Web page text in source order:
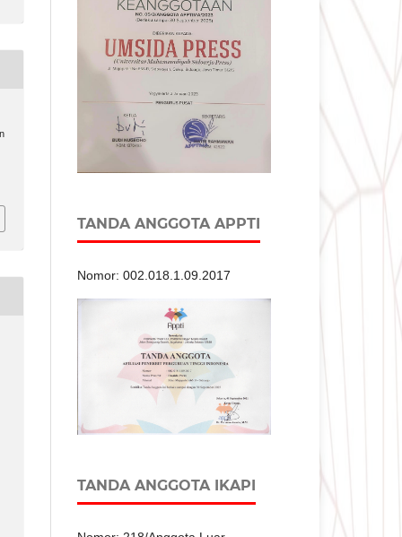
TANDA ANGGOTA APPTI
Nomor: 002.018.1.09.2017
TANDA ANGGOTA IKAPI